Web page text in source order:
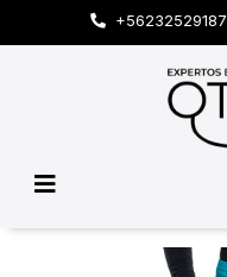
+56232529187